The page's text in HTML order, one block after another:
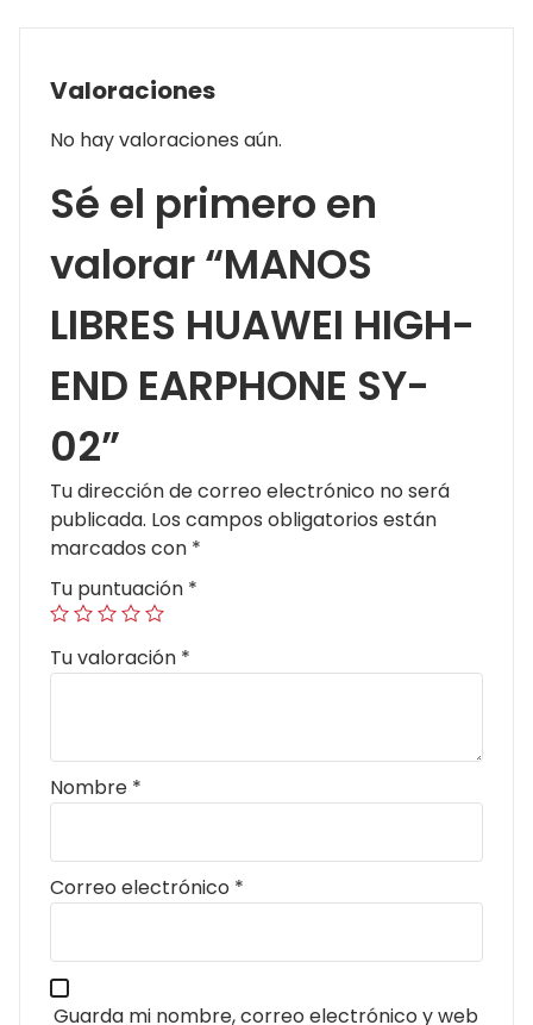
Valoraciones
No hay valoraciones aún.
Sé el primero en
valorar “MANOS
LIBRES HUAWEI HIGH-
END EARPHONE SY-
02”
Tu dirección de correo electrónico no será
publicada. Los campos obligatorios están
marcados con *
Tu puntuación *
Tu valoración *
Nombre *
Correo electrónico *
Guarda mi nombre, correo electrónico y web